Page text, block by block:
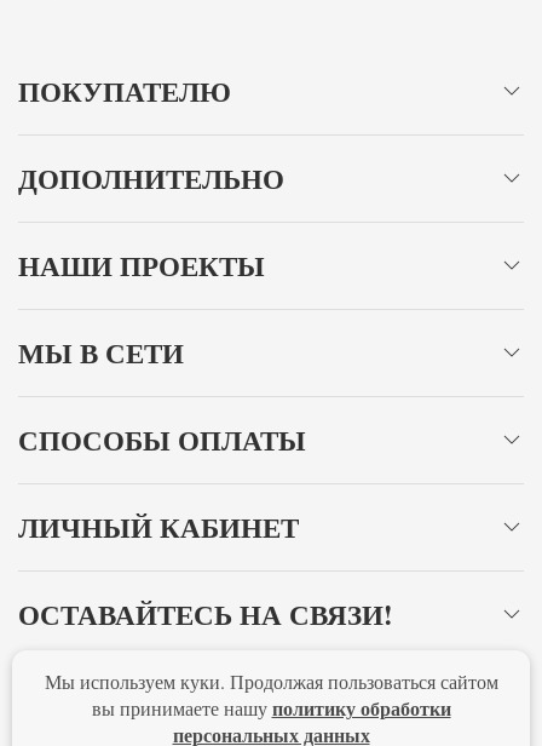
ПОКУПАТЕЛЮ
ДОПОЛНИТЕЛЬНО
НАШИ ПРОЕКТЫ
МЫ В СЕТИ
СПОСОБЫ ОПЛАТЫ
ЛИЧНЫЙ КАБИНЕТ
ОСТАВАЙТЕСЬ НА СВЯЗИ!
Главная Политика конфиденциальности
Оферта
Мы используем куки. Продолжая пользоваться сайтом
вы принимаете нашуполитику обработки
персональных данных